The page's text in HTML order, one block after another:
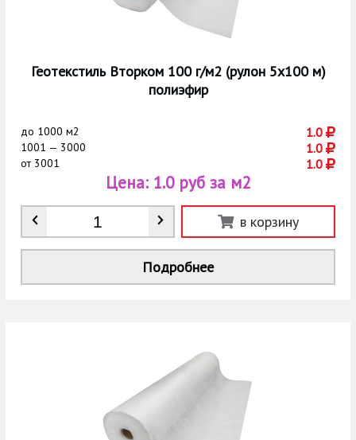
Геотекстиль Вторком 100 г/м2 (рулон 5х100 м)
полиэфир
до 1000 м2 1.0
1001 — 3000 1.0
от3001 1.0
Количество
Цена: 1.0 руб за м2
в корзину
Подробнее